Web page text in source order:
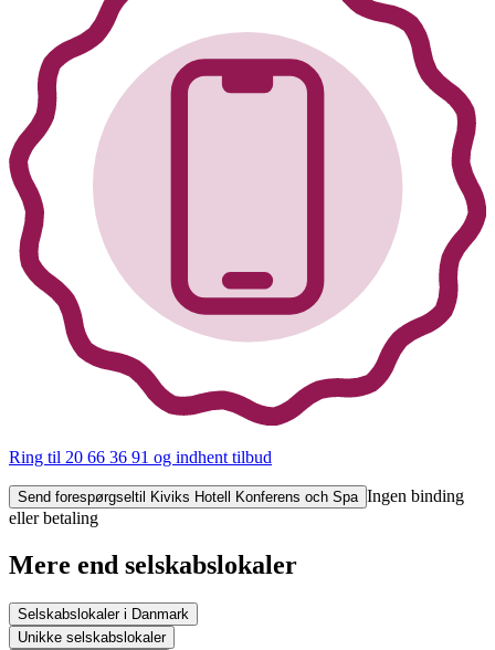
Ring til 20 66 36 91 og indhent tilbud
Send forespørgsel til Kiviks Hotell Konferens och Spa Ingen binding
eller betaling
Mere end selskabslokaler
Selskabslokaler i Danmark
Unikke selskabslokaler